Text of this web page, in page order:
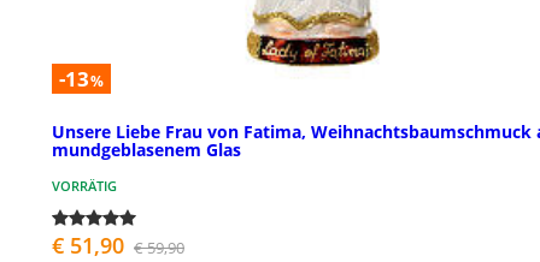
-13%
Unsere Liebe Frau von Fatima, Weihnachtsbaumschmuck
mundgeblasenem Glas
VORRÄTIG
€ 51,90 € 59,90